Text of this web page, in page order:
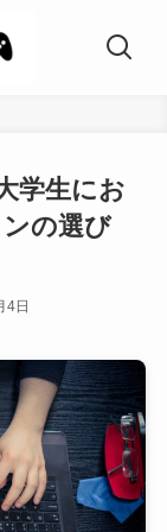
学生にお
の選び
4日